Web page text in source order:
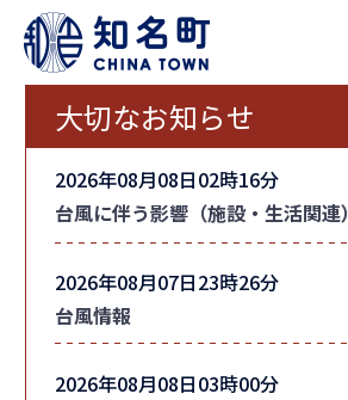
大切なお知らせ
2026年08月08日02時16分
台風に伴う影響（施設・生活関連）
2026年08月07日23時26分
台風情報
2026年08月08日03時00分